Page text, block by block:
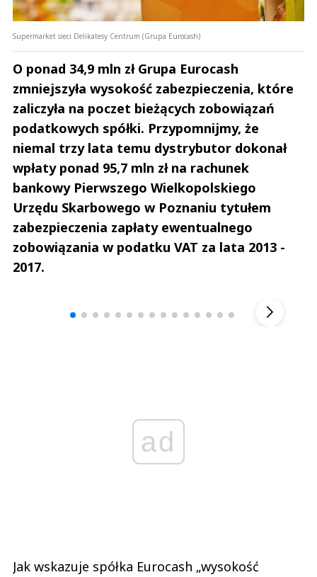
Supermarket sieci Delikatesy Centrum (Grupa Eurocash)
O ponad 34,9 mln zł Grupa Eurocash
zmniejszyła wysokość zabezpieczenia, które
zaliczyła na poczet bieżących zobowiązań
podatkowych spółki. Przypomnijmy, że
niemal trzy lata temu dystrybutor dokonał
wpłaty ponad 95,7 mln zł na rachunek
bankowy Pierwszego Wielkopolskiego
Urzędu Skarbowego w Poznaniu tytułem
zabezpieczenia zapłaty ewentualnego
zobowiązania w podatku VAT za lata 2013 -
2017.
ad
Jak wskazuje spółka Eurocash „wysokość